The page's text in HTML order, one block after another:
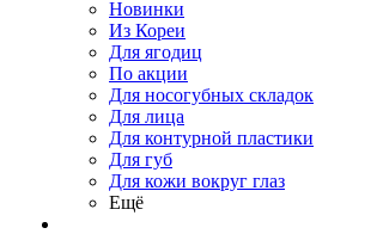
Новинки
Из Кореи
Для ягодиц
По акции
Для носогубных складок
Для лица
Для контурной пластики
Для губ
Для кожи вокруг глаз
Ещё